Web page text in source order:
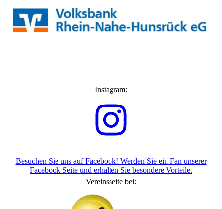
Instagram:
Besuchen Sie uns auf Facebook! Werden Sie ein Fan unserer
Facebook Seite und erhalten Sie besondere Vorteile.
Vereinsseite bei: